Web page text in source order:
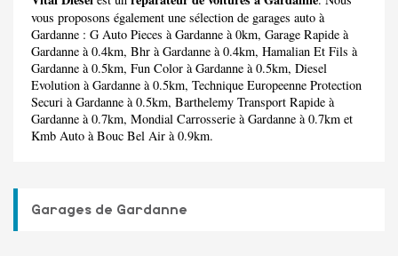
vous proposons également une sélection de garages auto à
Gardanne : G Auto Pieces à Gardanne à 0km, Garage Rapide à
Gardanne à 0.4km, Bhr à Gardanne à 0.4km, Hamalian Et Fils à
Gardanne à 0.5km, Fun Color à Gardanne à 0.5km, Diesel
Evolution à Gardanne à 0.5km, Technique Europeenne Protection
Securi à Gardanne à 0.5km, Barthelemy Transport Rapide à
Gardanne à 0.7km, Mondial Carrosserie à Gardanne à 0.7km et
Kmb Auto à Bouc Bel Air à 0.9km.
Garages de Gardanne